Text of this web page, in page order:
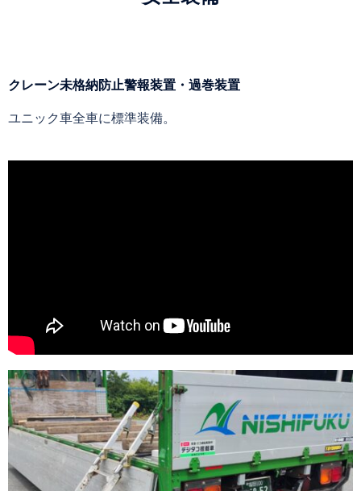
クレーン未格納防止警報装置・過巻装置
ユニック車全車に標準装備。